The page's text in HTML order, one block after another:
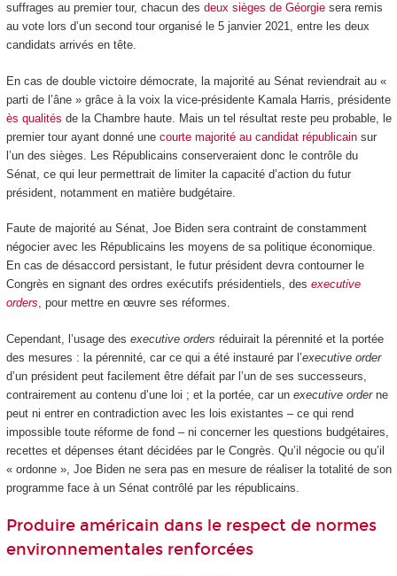
suffrages au premier tour, chacun des deux sièges de Géorgiesera remis
au vote lors d’un second tour organisé le 5 janvier 2021, entre les deux
candidats arrivés en tête.
En cas de double victoire démocrate, la majorité au Sénat reviendrait au «
parti de l’âne » grâce à la voix la vice-présidente Kamala Harris, présidente
ès qualités de la Chambre haute. Mais un tel résultat reste peu probable, le
premier tour ayant donné une courte majorité au candidat républicainsur
l’un des sièges. Les Républicains conserveraient donc le contrôle du
Sénat, ce qui leur permettrait de limiter la capacité d’action du futur
président, notamment en matière budgétaire.
Faute de majorité au Sénat, Joe Biden sera contraint de constamment
négocier avec les Républicains les moyens de sa politique économique.
En cas de désaccord persistant, le futur président devra contourner le
Congrès en signant des ordres exécutifs présidentiels, des executive
orders, pour mettre en œuvre ses réformes.
Cependant, l’usage des executive orders réduirait la pérennité et la portée
des mesures : la pérennité, car ce qui a été instauré par l’executive order
d’un président peut facilement être défait par l’un de ses successeurs,
contrairement au contenu d’une loi ; et la portée, car un executive orderne
peut ni entrer en contradiction avec les lois existantes – ce qui rend
impossible toute réforme de fond – ni concerner les questions budgétaires,
recettes et dépenses étant décidées par le Congrès. Qu’il négocie ou qu’il
« ordonne », Joe Biden ne sera pas en mesure de réaliser la totalité de son
programme face à un Sénat contrôlé par les républicains.
Produire américain dans le respect de normes
environnementales renforcées